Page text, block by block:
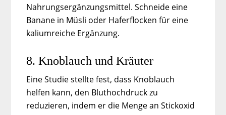
Nahrungsergänzungsmittel. Schneide eine
Banane in Müsli oder Haferflocken für eine
kaliumreiche Ergänzung.
8. Knoblauch und Kräuter
Eine Studie stellte fest, dass Knoblauch
helfen kann, den Bluthochdruck zu
reduzieren, indem er die Menge an Stickoxid